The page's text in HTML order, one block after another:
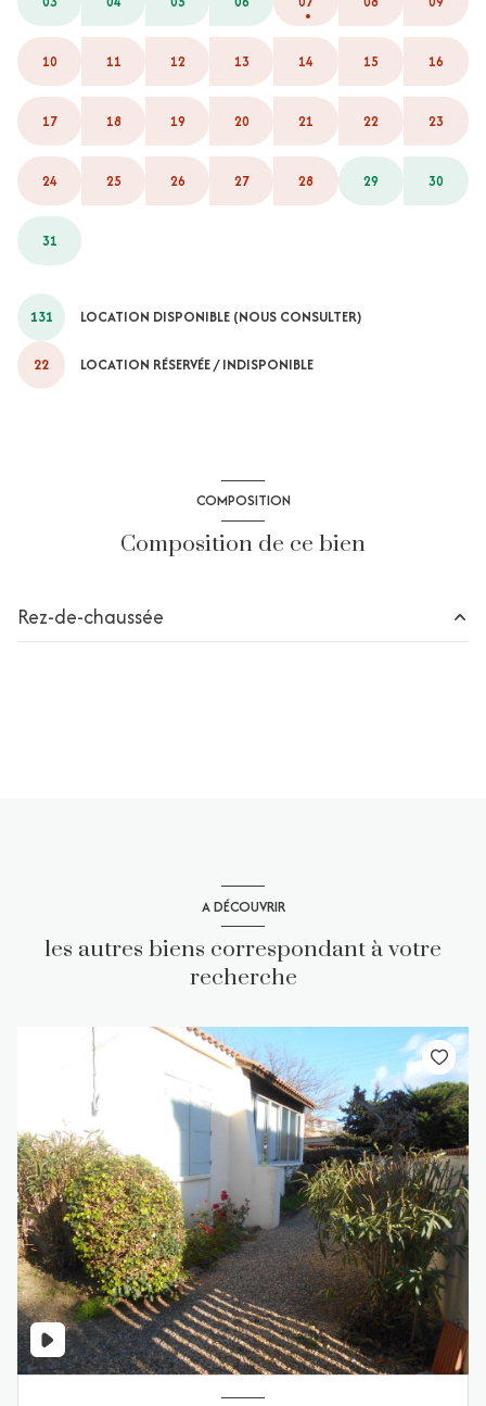
10 11 12 13 14 15 16
17 18 19 20 21 22 23
24 25 26 27 28 29 30
31
131 LOCATION DISPONIBLE (NOUS CONSULTER)
22 LOCATION RÉSERVÉE / INDISPONIBLE
COMPOSITION
Composition de ce bien
Rez-de-chaussée
A DÉCOUVRIR
les autres biens correspondant à votre
recherche